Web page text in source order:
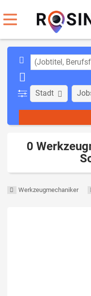
Stadt
0
Werkzeugmechaniker